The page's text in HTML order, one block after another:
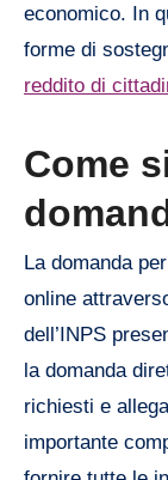
economico. In
forme di
reddito di
Come
La domanda
online
dell’INPS
la domanda
richiesti e
importante